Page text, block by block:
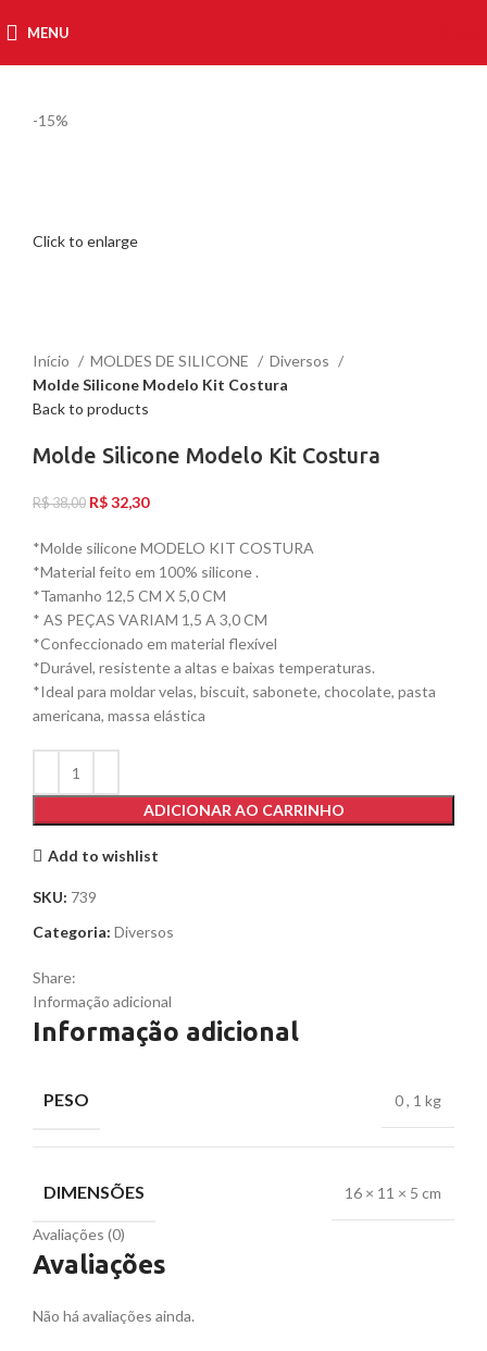
MENU
-15%
Click to enlarge
Início MOLDES DE SILICONE
Diversos
Molde Silicone Modelo Kit Costura
Back to products
Molde Silicone Modelo Kit Costura
R$38,00 R$32,30
*Molde silicone MODELO KIT COSTURA
*Material feito em 100% silicone .
*Tamanho 12,5 CM X 5,0 CM
* AS PEÇAS VARIAM 1,5 A 3,0 CM
*Confeccionado em material flexível
*Durável, resistente a altas e baixas temperaturas.
*Ideal para moldar velas, biscuit, sabonete, chocolate, pasta
americana, massa elástica
ADICIONAR AO CARRINHO
Add to wishlist
SKU: 739
Categoria: Diversos
Share:
Informação adicional
Informação adicional
PESO 0, 1 kg
DIMENSÕES 16 × 11 × 5 cm
Avaliações (0)
Avaliações
Não há avaliações ainda.